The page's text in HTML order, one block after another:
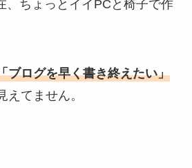
、ちょっとイイPCと椅子で作
ブログを早く書き終えたい」
えてません。